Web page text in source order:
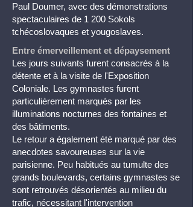
Paul Doumer, avec des démonstrations
spectaculaires de 1 200 Sokols
tchécoslovaques et yougoslaves.
Entre émerveillement et dépaysement
Les jours suivants furent consacrés à la
détente et à la visite de l'Exposition
Coloniale. Les gymnastes furent
particulièrement marqués par les
illuminations nocturnes des fontaines et
des bâtiments.
Le retour a également été marqué par des
anecdotes savoureuses sur la vie
parisienne. Peu habitués au tumulte des
grands boulevards, certains gymnastes se
sont retrouvés désorientés au milieu du
trafic, nécessitant l'intervention